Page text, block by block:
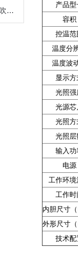
上海锦玟：干式氮吹仪与水浴氮吹仪的使用差别
产品型
容积
控温范
温度分
温度波
显示方
光照强
光源芯
光照方
光照层
输入功
电源
工作环
工作时
内胆尺寸
外形尺寸
技术配